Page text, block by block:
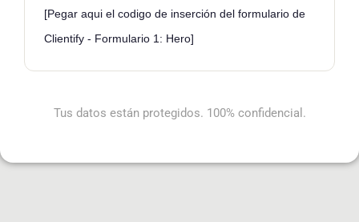
[Pegar aqui el codigo de inserción del formulario de
Clientify - Formulario 1: Hero]
Tus datos están protegidos. 100% confidencial.